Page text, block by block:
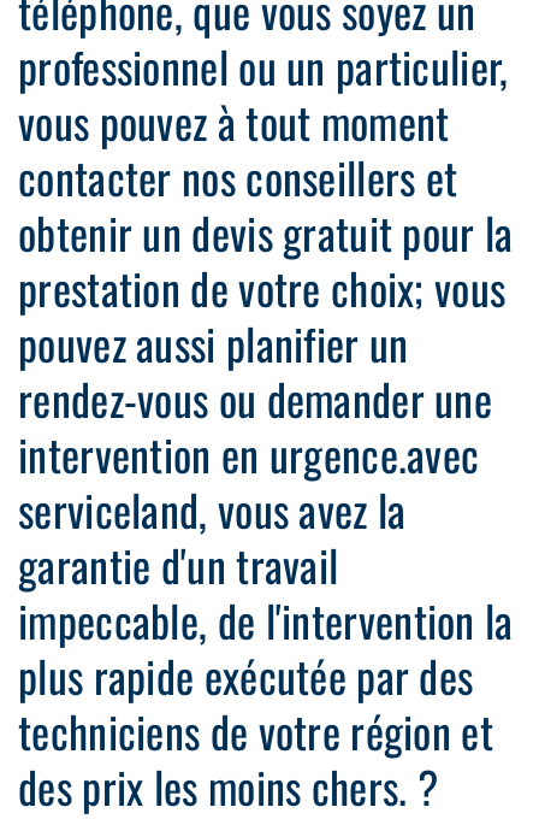
professionnel ou un particulier,
vous pouvez à tout moment
contacter nos conseillers et
obtenir un devis gratuit pour la
prestation de votre choix; vous
pouvez aussi planifier un
rendez-vous ou demander une
intervention en urgence.avec
serviceland, vous avez la
garantie d'un travail
impeccable, de l'intervention la
plus rapide exécutée par des
techniciens de votre région et
des prix les moins chers. ?